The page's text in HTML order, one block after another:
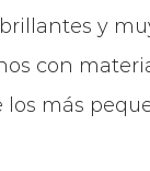
y
con
los más